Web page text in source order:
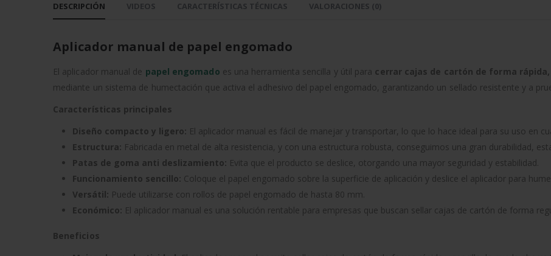
DESCRIPCIÓN VIDEOS CARACTERÍSTICAS TÉCNICAS VALORACIONES (0)
Aplicador manual de papel engomado
El aplicador manual de papel engomado es una herramienta sencilla y útil para cerrar cajas de cartón de forma
mediante un sistema de humectación que activa el adhesivo del papel engomado, garantizando un sellado resistente y a
Características principales
Diseño compacto y ligero: El aplicador manual es fácil de manejar y transportar, lo que lo hace ideal para su uso en
Estructura: Fabricada en metal de alta resistencia, y con una estructura robusta, conseguimos una gran durabilidad,
Patas de goma anti deslizamiento: Evita que el producto se deslice, otorgando una mayor seguridad y estabilidad.
Funcionamiento sencillo: Coloque el papel engomado sobre la superficie de aplicación y deslice el aplicador para
Versátil: Puede utilizarse con rollos de papel engomado de hasta 80 mm.
Económico: El aplicador manual es una solución rentable para empresas que buscan sellar cajas de cartón de forma
Beneficios